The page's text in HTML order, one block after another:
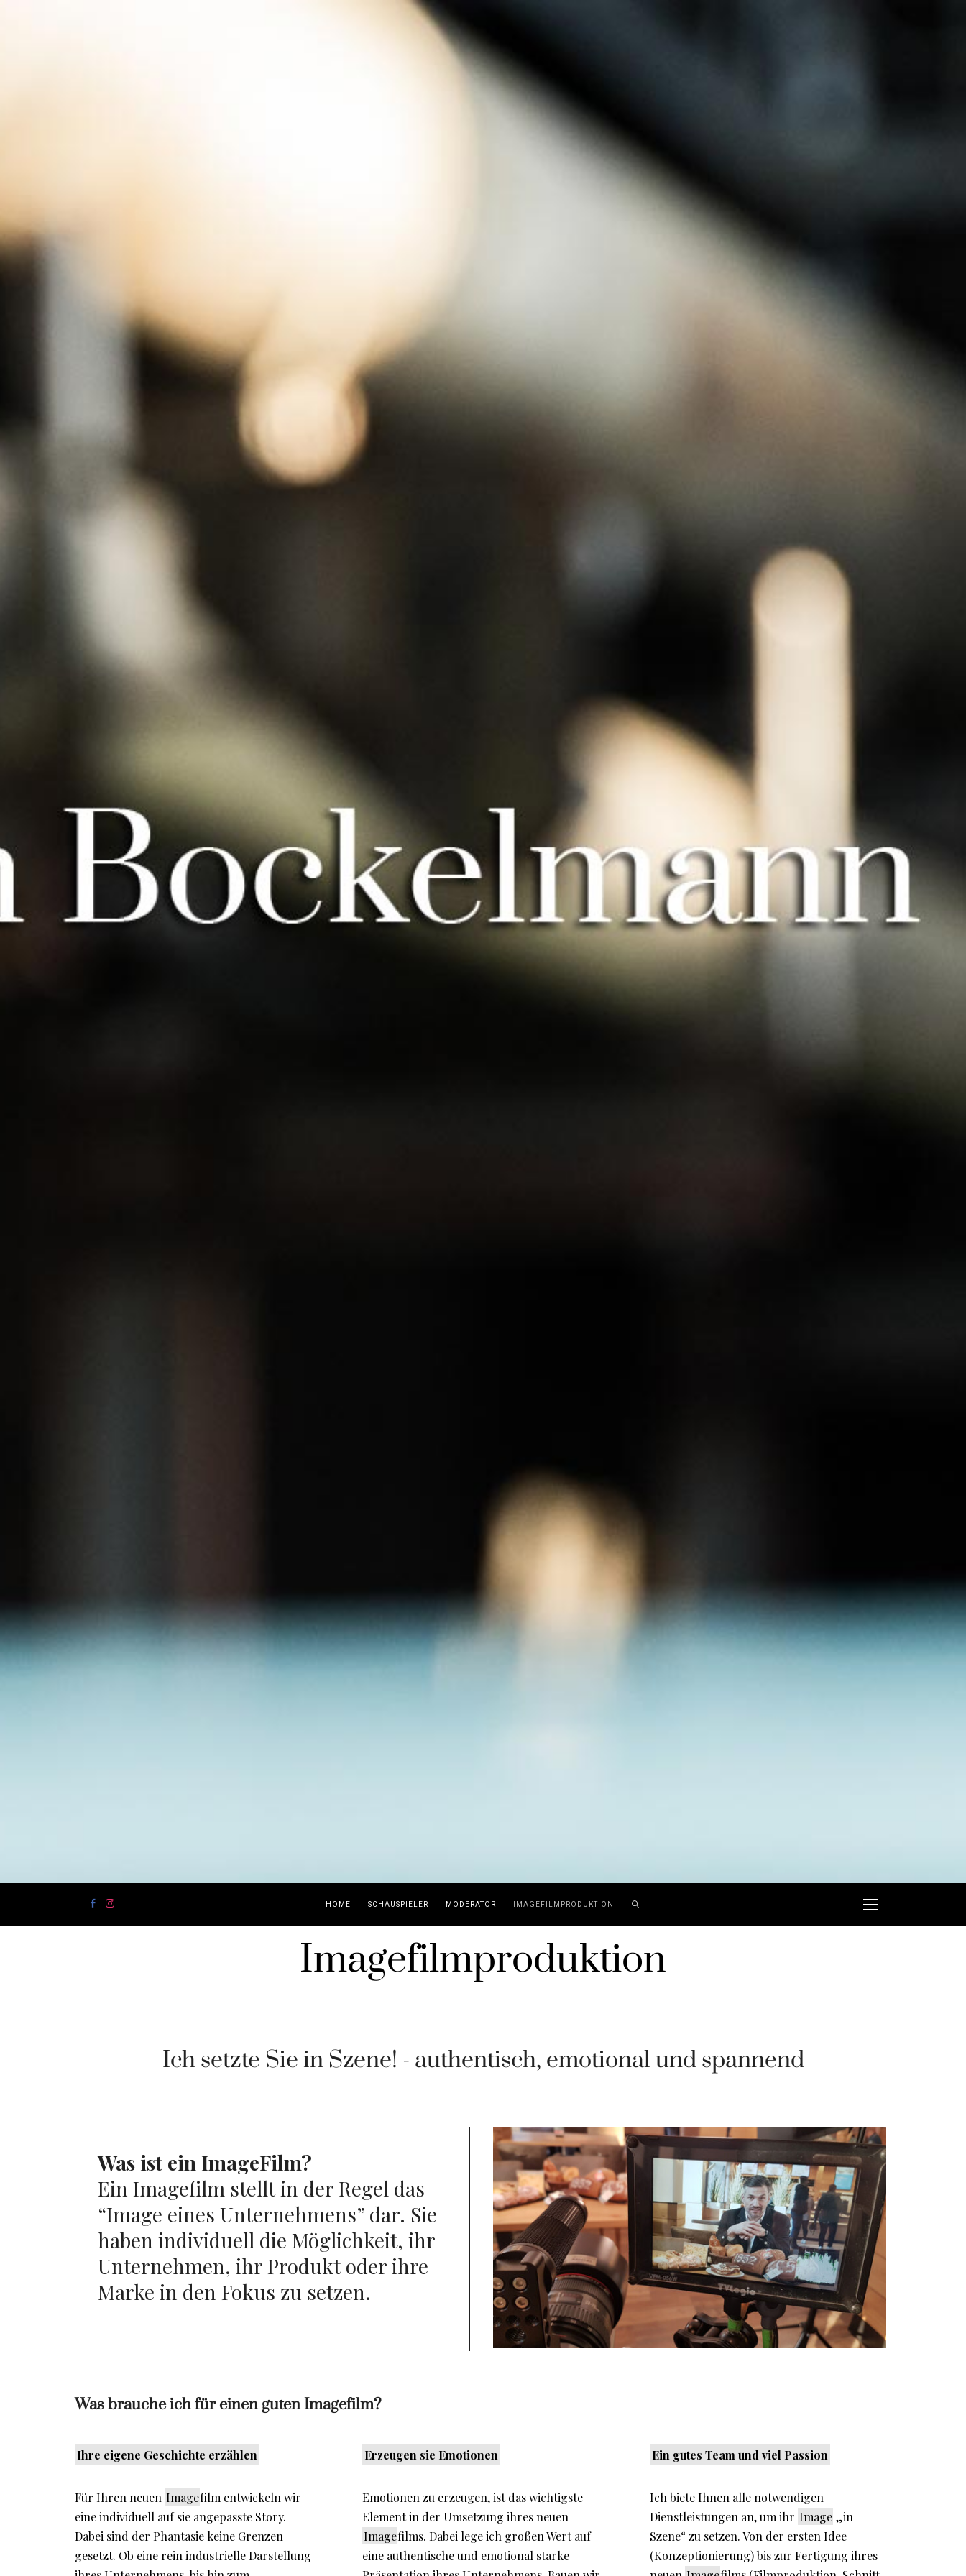
HOME SCHAUSPIELER MODERATOR IMAGEFILMPRODUKTION
Imagefilmproduktion
Ich setzte Sie in Szene! - authentisch, emotional und spannend
Was ist ein ImageFilm?
Ein Imagefilm stellt in der Regel das
“Image eines Unternehmens” dar. Sie
haben individuell die Möglichkeit, ihr
Unternehmen, ihr Produkt oder ihre
Marke in den Fokus zu setzen.
Was brauche ich für einen guten Imagefilm?
Ihre eigene Geschichte erzählen
Für Ihren neuen Imagefilm entwickeln wir
eine individuell auf sie angepasste Story.
Dabei sind der Phantasie keine Grenzen
gesetzt. Ob eine rein industrielle Darstellung
Erzeugen sie Emotionen
Emotionen zu erzeugen, ist das wichtigste
Element in der Umsetzung ihres neuen
Imagefilms. Dabei lege ich großen Wert auf
eine authentische und emotional starke
Ein gutes Team und viel Passion
Ich biete Ihnen alle notwendigen
Dienstleistungen an, um ihr Image „in
Szene“ zu setzen. Von der ersten Idee
(Konzeptionierung) bis zur Fertigung ihres